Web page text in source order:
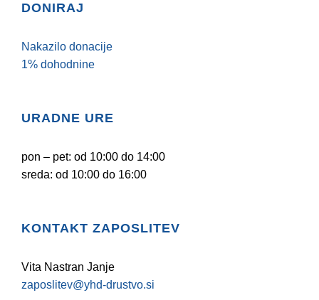
DONIRAJ
Nakazilo donacije
1% dohodnine
URADNE URE
pon – pet: od 10:00 do 14:00
sreda: od 10:00 do 16:00
KONTAKT ZAPOSLITEV
Vita Nastran Janje
zaposlitev@yhd-drustvo.si